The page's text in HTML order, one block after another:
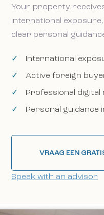
Your property
international
clear personal
International
Active foreign
Professional digital
Personal guidance
VRAAG EEN
Speak with an advisor